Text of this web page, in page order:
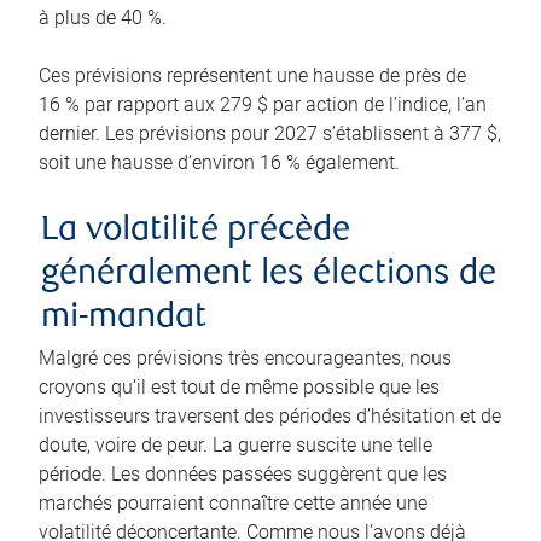
à plus de 40 %.
Ces prévisions représentent une hausse de près de
16 % par rapport aux 279 $ par action de l’indice, l’an
dernier. Les prévisions pour 2027 s’établissent à 377 $,
soit une hausse d’environ 16 % également.
La volatilité précède
généralement les élections de
mi-mandat
Malgré ces prévisions très encourageantes, nous
croyons qu’il est tout de même possible que les
investisseurs traversent des périodes d’hésitation et de
doute, voire de peur. La guerre suscite une telle
période. Les données passées suggèrent que les
marchés pourraient connaître cette année une
volatilité déconcertante. Comme nous l’avons déjà